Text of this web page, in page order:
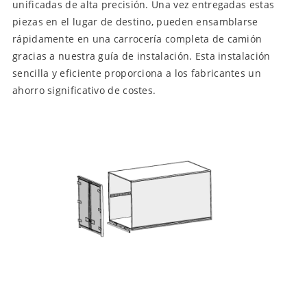
unificadas de alta precisión. Una vez entregadas estas
piezas en el lugar de destino, pueden ensamblarse
rápidamente en una carrocería completa de camión
gracias a nuestra guía de instalación. Esta instalación
sencilla y eficiente proporciona a los fabricantes un
ahorro significativo de costes.